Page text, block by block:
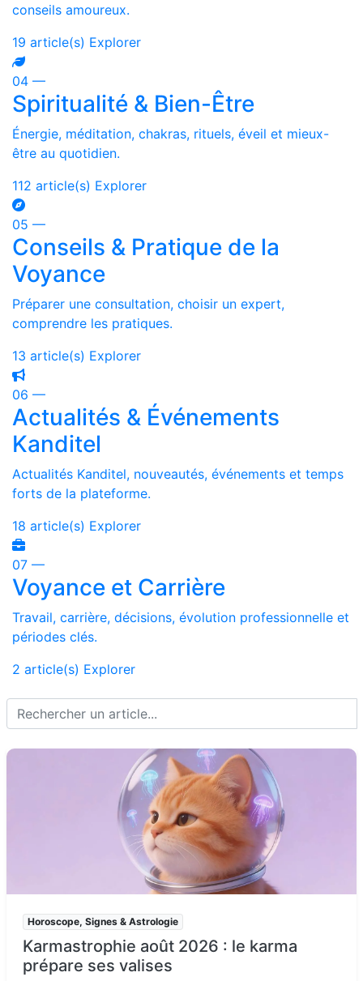
conseils amoureux.
19 article(s) Explorer
04 —
Spiritualité & Bien-Être
Énergie, méditation, chakras, rituels, éveil et mieux-
être au quotidien.
112 article(s) Explorer
05 —
Conseils & Pratique de la
Voyance
Préparer une consultation, choisir un expert,
comprendre les pratiques.
13 article(s) Explorer
06 —
Actualités & Événements
Kanditel
Actualités Kanditel, nouveautés, événements et temps
forts de la plateforme.
18 article(s) Explorer
07 —
Voyance et Carrière
Travail, carrière, décisions, évolution professionnelle et
périodes clés.
2 article(s) Explorer
Horoscope, Signes & Astrologie
Karmastrophie août 2026 : le karma
prépare ses valises